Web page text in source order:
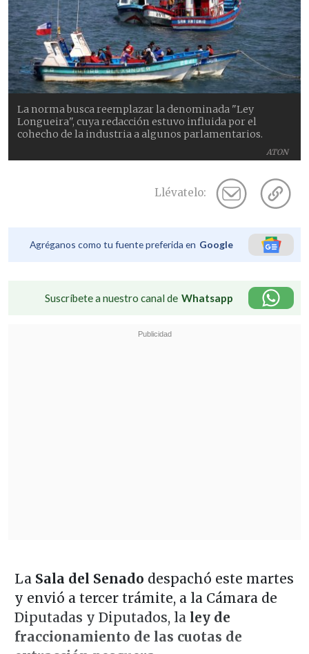
ATON
La norma busca reemplazar la denominada "Ley
Longueira", cuya redacción estuvo influida por el
cohecho de la industria a algunos parlamentarios.
Llévatelo:
Agréganos como tu fuente preferida en Google
Suscríbete a nuestro canal de Whatsapp
La Sala del Senado despachó este martes
y envió a tercer trámite, a la Cámara de
Diputadas y Diputados, la ley de
fraccionamiento de las cuotas de